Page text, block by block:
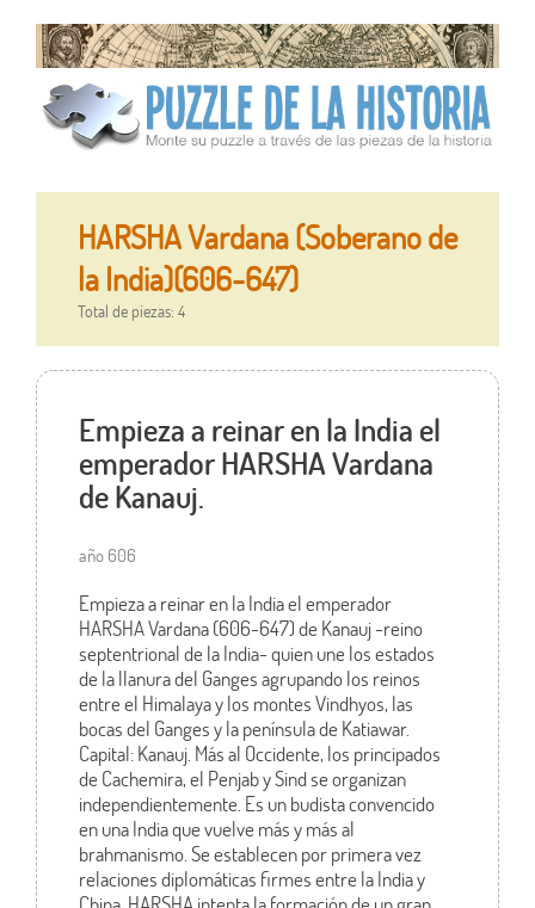
HARSHA Vardana (Soberano de
la India)(606-647)
Total de piezas: 4
Empieza a reinar en la India el
emperador HARSHA Vardana
de Kanauj.
año 606
Empieza a reinar en la India el emperador
HARSHA Vardana (606-647) de Kanauj -reino
septentrional de la India- quien une los estados
de la llanura del Ganges agrupando los reinos
entre el Himalaya y los montes Vindhyos, las
bocas del Ganges y la península de Katiawar.
Capital: Kanauj. Más al Occidente, los principados
de Cachemira, el Penjab y Sind se organizan
independientemente. Es un budista convencido
en una India que vuelve más y más al
brahmanismo. Se establecen por primera vez
relaciones diplomáticas firmes entre la India y